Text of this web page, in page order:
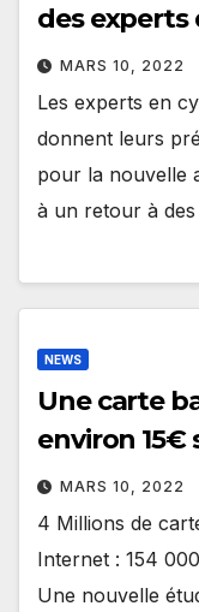
des experts
MARS 10, 2022
Les experts en
donnent leurs
pour la nouvelle
à un retour à
NEWS
Une carte
environ 15€
MARS 10, 2022
4 Millions de
Internet : 154
Une nouvelle